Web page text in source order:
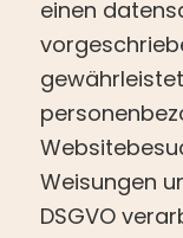
einen
Weisungen
DSGVO